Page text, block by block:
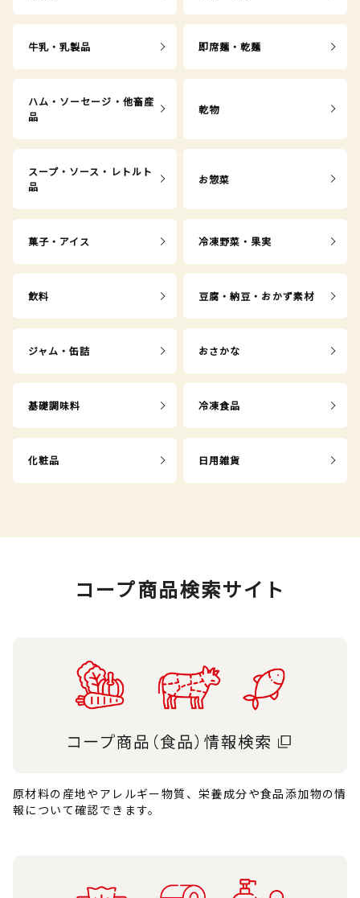
牛乳・乳製品 即席麺・乾麺
ハム・ソーセージ・他畜産
品
乾物
スープ・ソース・レトルト
品
お惣菜
菓子・アイス 冷凍野菜・果実
飲料 豆腐・納豆・おかず素材
ジャム・缶詰 おさかな
基礎調味料 冷凍食品
化粧品 日用雑貨
コープ商品検索サイト
原材料の産地やアレルギー物質、栄養成分や食品添加物の情
報について確認できます。